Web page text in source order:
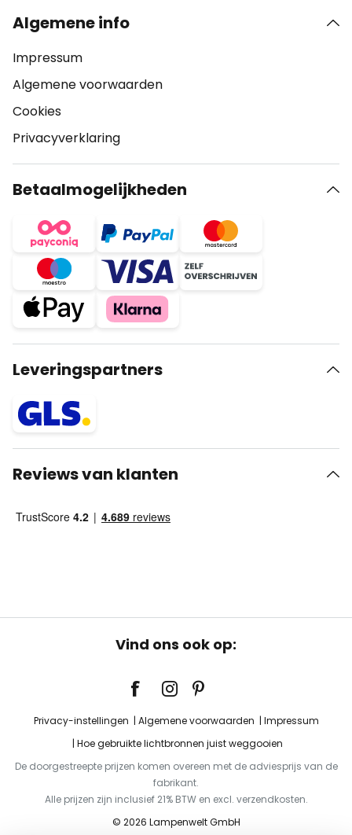
Algemene info
Impressum
Algemene voorwaarden
Cookies
Privacyverklaring
Betaalmogelijkheden
Leveringspartners
Reviews van klanten
Vind ons ook op:
Privacy-instellingen Algemene voorwaarden
Impressum
Hoe gebruikte lichtbronnen juist weggooien
De doorgestreepte prijzen komen overeen met de adviesprijs van de
fabrikant.
Alle prijzen zijn inclusief 21% BTW en excl. verzendkosten.
© 2026 Lampenwelt GmbH